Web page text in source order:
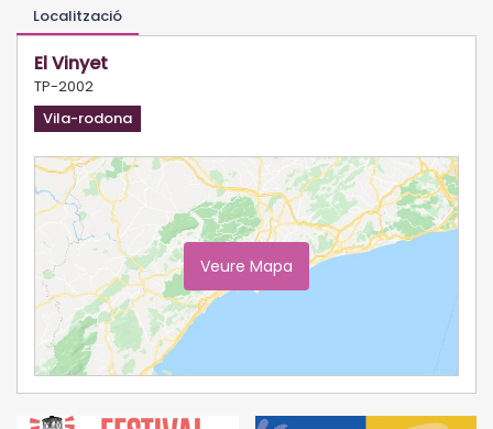
Localització
El Vinyet
TP-2002
Vila-rodona
Veure Mapa